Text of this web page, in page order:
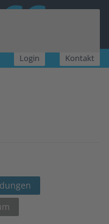
Login Kontakt